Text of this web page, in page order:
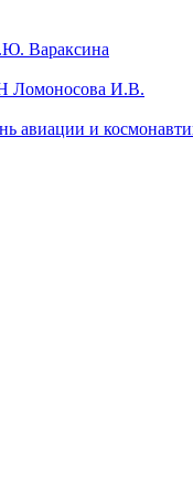
Вараксина
Ломоносова И.В.
авиации и